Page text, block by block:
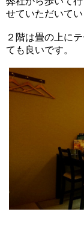
せていただいてい
２階は畳の上に
ても良いです。